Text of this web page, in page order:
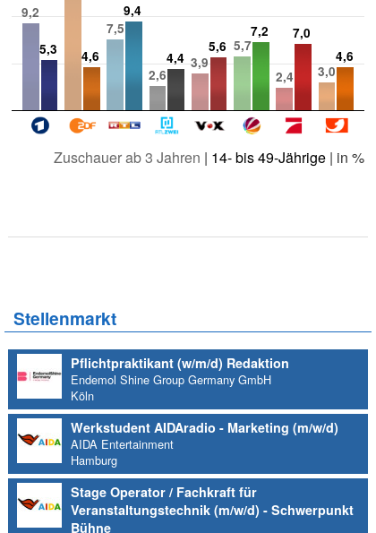
9,2
7,5
2,6
3,9
5,7
2,4
3,0
5,3 4,6
9,4
4,4
5,6
7,2
7,0
4,6
Zuschauer ab 3 Jahren | 14- bis 49-Jährige| in %
Stellenmarkt
Pflichtpraktikant (w/m/d) Redaktion
Endemol Shine Group Germany GmbH
Köln
Werkstudent AIDAradio - Marketing (m/w/d)
AIDA Entertainment
Hamburg
Stage Operator / Fachkraft für
Veranstaltungstechnik (m/w/d) - Schwerpunkt
Bühne